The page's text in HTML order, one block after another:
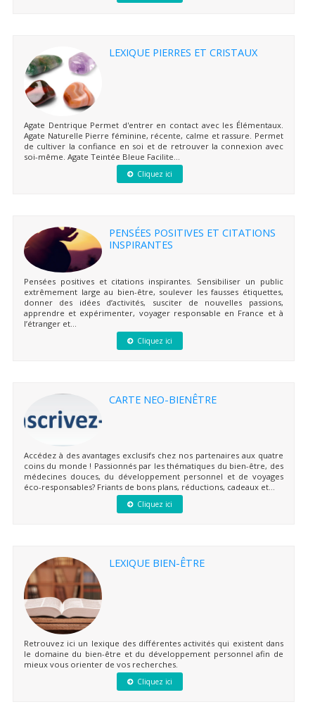
LEXIQUE PIERRES ET CRISTAUX
Agate Dentrique Permet d'entrer en contact avec les Élémentaux.
Agate Naturelle Pierre féminine, récente, calme et rassure. Permet
de cultiver la confiance en soi et de retrouver la connexion avec
soi-même. Agate Teintée Bleue Facilite...
Cliquez ici
PENSÉES POSITIVES ET CITATIONS
INSPIRANTES
Pensées positives et citations inspirantes. Sensibiliser un public
extrêmement large au bien-être, soulever les fausses étiquettes,
donner des idées d’activités, susciter de nouvelles passions,
apprendre et expérimenter, voyager responsable en France et à
l’étranger et...
Cliquez ici
CARTE NEO-BIENÊTRE
Accédez à des avantages exclusifs chez nos partenaires aux quatre
coins du monde ! Passionnés par les thématiques du bien-être, des
médecines douces, du développement personnel et de voyages
éco-responsables? Friants de bons plans, réductions, cadeaux et...
Cliquez ici
LEXIQUE BIEN-ÊTRE
Retrouvez ici un lexique des différentes activités qui existent dans
le domaine du bien-être et du développement personnel afin de
mieux vous orienter de vos recherches.
Cliquez ici